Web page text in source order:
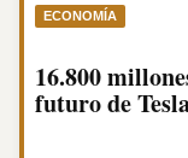
ECONOMÍA
16.800
futuro de